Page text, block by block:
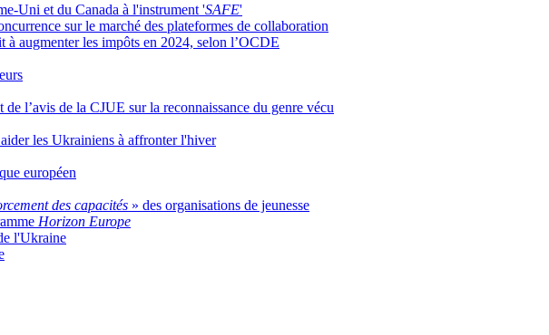
Uni et du Canada à l'instrument 'SAFE'
sur le marché des plateformes de collaboration
à augmenter les impôts en 2024, selon l’OCDE
l’avis de la CJUE sur la reconnaissance du genre vécu
les Ukrainiens à affronter l'hiver
européen
des capacités » des organisations de jeunesse
Horizon Europe
l'Ukraine